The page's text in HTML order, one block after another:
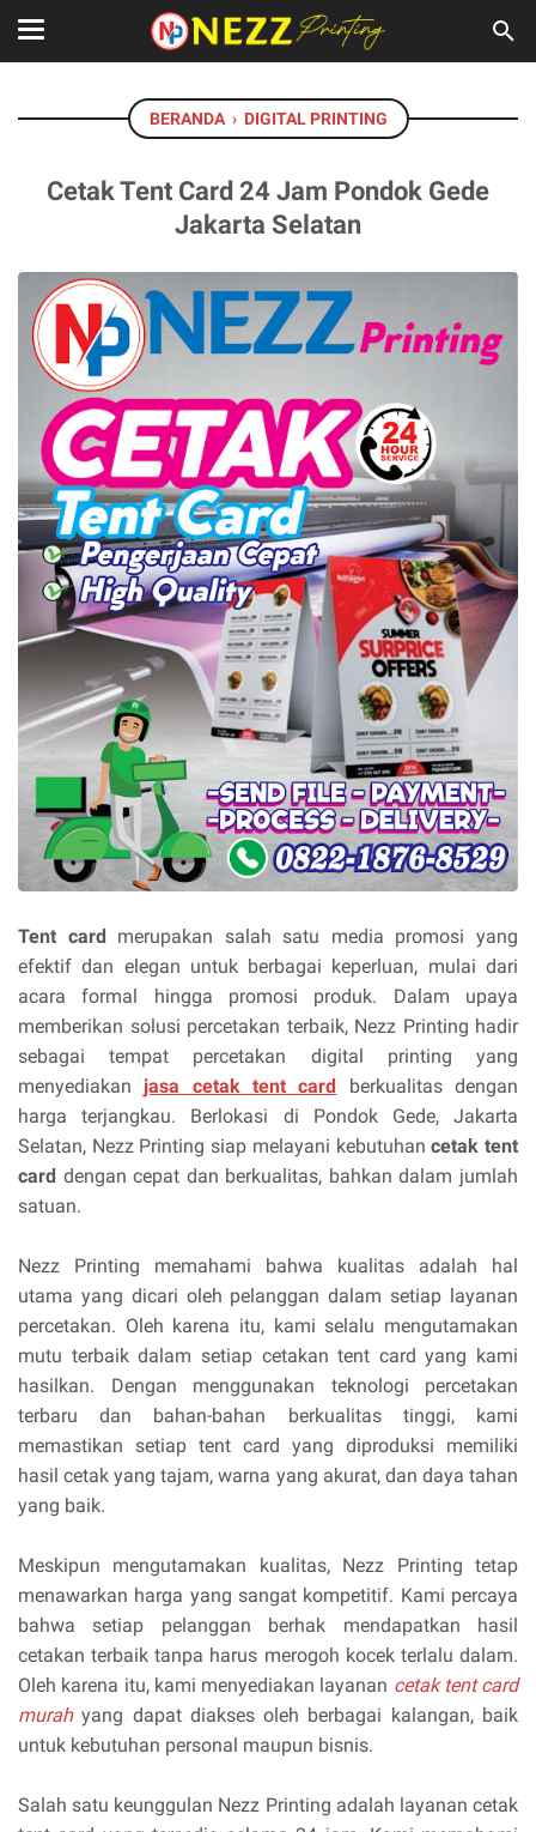
BERANDA › DIGITAL PRINTING
Cetak Tent Card 24 Jam Pondok Gede
Jakarta Selatan
Tent card
merupakan salah satu media promosi yang
efektif dan elegan untuk berbagai keperluan, mulai dari
acara formal hingga promosi produk. Dalam upaya
memberikan solusi percetakan terbaik, Nezz Printing hadir
sebagai tempat percetakan digital printing yang
menyediakanjasa cetak tent card
berkualitas dengan
harga terjangkau. Berlokasi di Pondok Gede, Jakarta
Selatan, Nezz Printing siap melayani kebutuhancetak tent
card dengan cepat dan berkualitas, bahkan dalam jumlah
satuan.
Nezz Printing memahami bahwa kualitas adalah hal
utama yang dicari oleh pelanggan dalam setiap layanan
percetakan. Oleh karena itu, kami selalu mengutamakan
mutu terbaik dalam setiap cetakan tent card yang kami
hasilkan. Dengan menggunakan teknologi percetakan
terbaru dan bahan-bahan berkualitas tinggi, kami
memastikan setiap tent card yang diproduksi memiliki
hasil cetak yang tajam, warna yang akurat, dan daya tahan
yang baik.
Meskipun mengutamakan kualitas, Nezz Printing tetap
menawarkan harga yang sangat kompetitif. Kami percaya
bahwa setiap pelanggan berhak mendapatkan hasil
cetakan terbaik tanpa harus merogoh kocek terlalu dalam.
Oleh karena itu, kami menyediakan layanan cetak tent card
murahyang dapat diakses oleh berbagai kalangan, baik
untuk kebutuhan personal maupun bisnis.
Salah satu keunggulan Nezz Printing adalah layanan cetak